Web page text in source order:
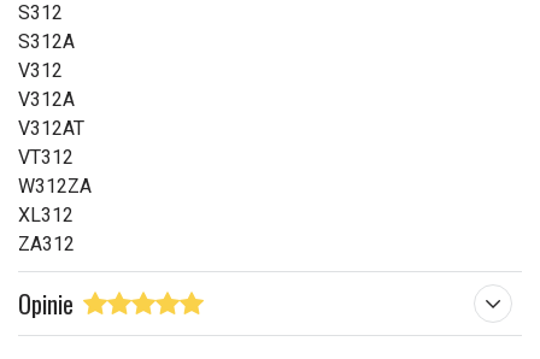
S312
S312A
V312
V312A
V312AT
VT312
W312ZA
XL312
ZA312
Opinie